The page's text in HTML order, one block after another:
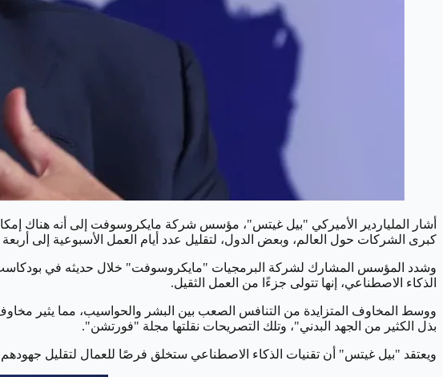
أشار الملياردير الأميركي "بيل غيتس"، مؤسس شركة مايكروسوفت إلى أنه هناك
كبرى الشركات حول العالم، وبعض الدول، لتقليل عدد أيام العمل الأسبوعية إلى
الذكاء الاصطناعي، إنها تتولى جزءًا من العمل الثقيل.
ووسط المخاوف المتزايدة من التنافس الصعب بين البشر والحواسيب، مما يثير مخاوف
بذل الكثير من الجهد البدني"، وتلك التصريحات نقلتها مجلة "فورتشن".
ويعتقد "بيل غيتس" أن تقنيات الذكاء الاصطناعي ستخلق فرصًا للعمال لتقليل